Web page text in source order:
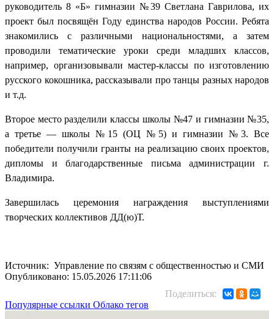
руководитель 8 «Б» гимназии №39 Светлана Гаврилова, их
проект был посвящён Году единства народов России. Ребята
знакомились с различными национальностями, а затем
проводили тематические уроки среди младших классов,
например, организовывали мастер-классы по изготовлению
русского кокошника, рассказывали про танцы разных народов
и т.д.
Второе место разделили классы школы №47 и гимназии №35,
а третье — школы №15 (ОЦ №5) и гимназии №3. Все
победители получили гранты на реализацию своих проектов,
дипломы и благодарственные письма администрации г.
Владимира.
Завершилась церемония награждения выступлениями
творческих коллективов ДД(ю)Т.
Источник: Управление по связям с общественностью и СМИ
Опубликовано: 15.05.2026 17:11:06
Поделиться:
Популярные ссылки Облако тегов